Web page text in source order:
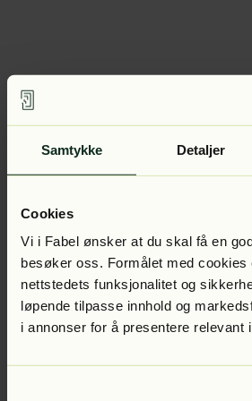
Samtykke Detaljer
Cookies
Vi i Fabel ønsker at du skal få en
besøker oss. Formålet med cookies
nettstedets funksjonalitet og
løpende tilpasse innhold og
i annonser for å presentere relevant